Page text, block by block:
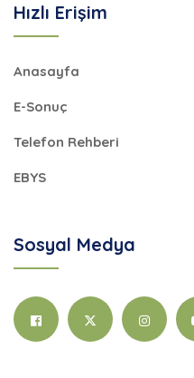
Hızlı Erişim
Anasayfa
E-Sonuç
Telefon Rehberi
EBYS
Sosyal Medya